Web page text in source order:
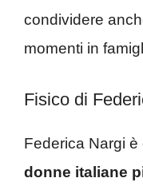
condividere
momenti in
Fisico di
Federica Nargi
donne italiane